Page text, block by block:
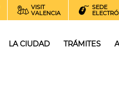
VISIT
VALENCIA
SEDE
LA CIUDAD TRÁMITES